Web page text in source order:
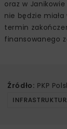
oraz w
nie będzie
termin
finansowanego
Źródło: PKP